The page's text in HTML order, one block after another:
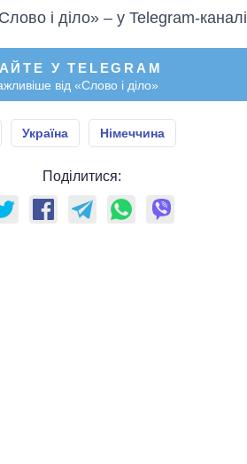
і діло» – у Telegram-каналі
У TELEGRAM
від «Слово і діло»
Україна Німеччина
Поділитися: